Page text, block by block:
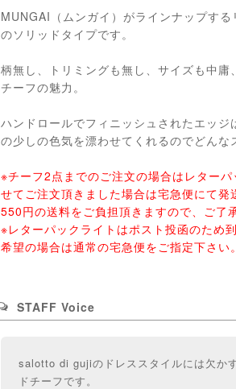
MUNGAI（ムンガイ）がラインナップす
のソリッドタイプです。
柄無し、トリミングも無し、サイズも中
チーフの魅力。
ハンドロールでフィニッシュされたエッ
の少しの色気を漂わせてくれるのでどんな
※チーフ2点までのご注文の場合はレター
せてご注文頂きました場合は宅急便にて
550円の送料をご負担頂きますので、ご了
※レターパックライトはポスト投函のため
希望の場合は通常の宅急便をご指定下さい。
STAFF Voice
salotto di gujiのドレススタイルには欠か
ドチーフです。